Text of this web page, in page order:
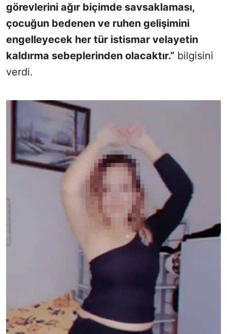
görevlerini ağır biçimde savsaklaması,
çocuğun bedenen ve ruhen gelişimini
engelleyecek her tür istismar velayetin
kaldırma sebeplerinden olacaktır.” bilgisini
verdi.